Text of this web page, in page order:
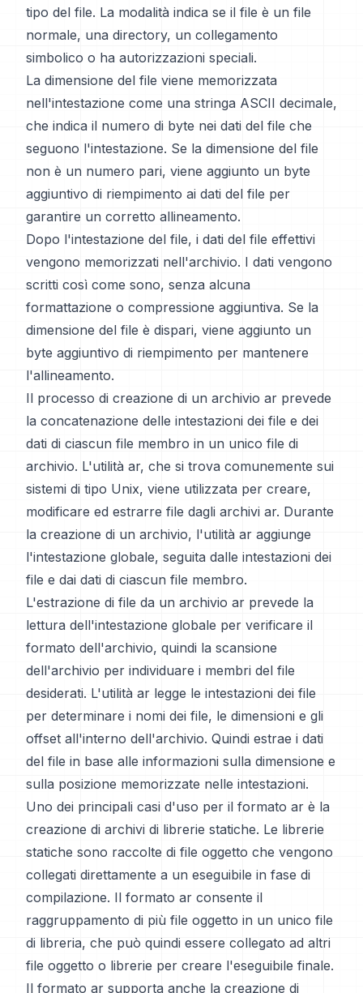
tipo del file. La modalità indica se il file è un file
normale, una directory, un collegamento
simbolico o ha autorizzazioni speciali.
La dimensione del file viene memorizzata
nell'intestazione come una stringa ASCII decimale,
che indica il numero di byte nei dati del file che
seguono l'intestazione. Se la dimensione del file
non è un numero pari, viene aggiunto un byte
aggiuntivo di riempimento ai dati del file per
garantire un corretto allineamento.
Dopo l'intestazione del file, i dati del file effettivi
vengono memorizzati nell'archivio. I dati vengono
scritti così come sono, senza alcuna
formattazione o compressione aggiuntiva. Se la
dimensione del file è dispari, viene aggiunto un
byte aggiuntivo di riempimento per mantenere
l'allineamento.
Il processo di creazione di un archivio ar prevede
la concatenazione delle intestazioni dei file e dei
dati di ciascun file membro in un unico file di
archivio. L'utilità ar, che si trova comunemente sui
sistemi di tipo Unix, viene utilizzata per creare,
modificare ed estrarre file dagli archivi ar. Durante
la creazione di un archivio, l'utilità ar aggiunge
l'intestazione globale, seguita dalle intestazioni dei
file e dai dati di ciascun file membro.
L'estrazione di file da un archivio ar prevede la
lettura dell'intestazione globale per verificare il
formato dell'archivio, quindi la scansione
dell'archivio per individuare i membri del file
desiderati. L'utilità ar legge le intestazioni dei file
per determinare i nomi dei file, le dimensioni e gli
offset all'interno dell'archivio. Quindi estrae i dati
del file in base alle informazioni sulla dimensione e
sulla posizione memorizzate nelle intestazioni.
Uno dei principali casi d'uso per il formato ar è la
creazione di archivi di librerie statiche. Le librerie
statiche sono raccolte di file oggetto che vengono
collegati direttamente a un eseguibile in fase di
compilazione. Il formato ar consente il
raggruppamento di più file oggetto in un unico file
di libreria, che può quindi essere collegato ad altri
file oggetto o librerie per creare l'eseguibile finale.
Il formato ar supporta anche la creazione di